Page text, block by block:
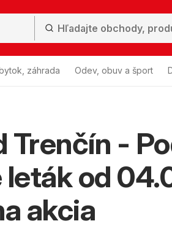
záhrada Odev, obuv a šport
Trenčín -
leták od
akcia